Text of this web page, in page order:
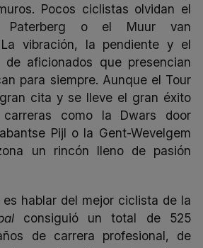
Pocos ciclistas olvidan el
Paterberg o el Muur van
La vibración, la pendiente y el
aficionados que presencian
para siempre. Aunque el Tour
cita y se lleve el gran éxito
carreras como la Dwars door
Pijl o la Gent-Wevelgem
un rincón lleno de pasión
hablar del mejor ciclista de la
consiguió un total de 525
de carrera profesional, de